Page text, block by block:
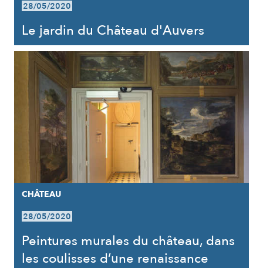
28/05/2020
Le jardin du Château d'Auvers
CHÂTEAU
28/05/2020
Peintures murales du château, dans
les coulisses d’une renaissance